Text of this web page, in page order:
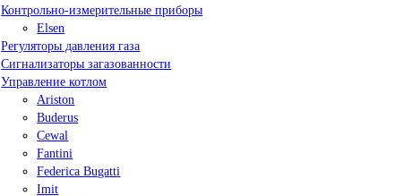
Контрольно-измерительные приборы
Elsen
Регуляторы давления газа
Сигнализаторы загазованности
Управление котлом
Ariston
Buderus
Cewal
Fantini
Federica Bugatti
Imit